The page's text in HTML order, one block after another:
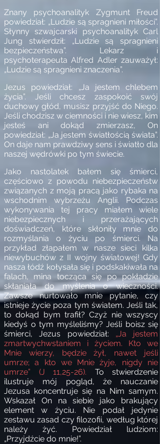
Znany psychoanalityk Zygmunt Freud
powiedział: „Ludzie są spragnieni miłości”.
Słynny szwajcarski psychoanalityk Carl
Jung stwierdził: „Ludzie są spragnieni
bezpieczeństwa”. Lekarz i
psychoterapeuta Alfred Adler zauważył:
„Ludzie są spragnieni znaczenia”.
Jezus powiedział: „Ja jestem chlebem
życia”. Jeśli chcesz zaspokoić swój
duchowy głód, musisz przyjść do Niego.
Jeśli chodzisz w ciemności i nie wiesz, kim
jesteś ani dokąd zmierzasz, On
powiedział: „Ja jestem światłością świata”.
On daje nam prawdziwy sens i światło dla
naszej wędrówki po tym świecie.
Jako nastolatek bałem się śmierci,
częściowo z powodu niebezpieczeństw
związanych z moją pracą jako rybaka na
wschodnim wybrzeżu Anglii. Podczas
wykonywania tej pracy miałem wiele
niebezpiecznych i przerażających
doświadczeń, które skłoniły mnie do
rozmyślania o życiu po śmierci. Na
przykład złapałem w nasze sieci kilka
niewybuchów z II wojny światowej! Gdy
nasza łódź kołysała się i podskakiwała na
falach, mina tocząca się po pokładzie
skłaniała do myślenia o wieczności.
Zawsze nurtowało mnie pytanie, czy
istnieje życie poza tym światem. Jeśli tak,
to dokąd bym trafił? Czyż nie wszyscy
kiedyś o tym myśleliśmy? Jeśli boisz się
śmierci, Jezus powiedział: „Ja jestem
zmartwychwstaniem i życiem. Kto we
Mnie wierzy, będzie żył, nawet jeśli
umrze; a kto we Mnie żyje, nigdy nie
umrze” (J 11,25-26). To stwierdzenie
ilustruje mój pogląd, że nauczanie
Jezusa koncentruje się na Nim samym.
Wskazał On na siebie jako brakujący
element w życiu. Nie podał jedynie
zestawu zasad czy filozofii, według której
należy żyć. Powiedział ludziom:
„Przyjdźcie do mnie!”.